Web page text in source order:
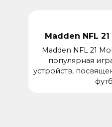
Madden NFL
Madden NFL 21
популярная
устройств,